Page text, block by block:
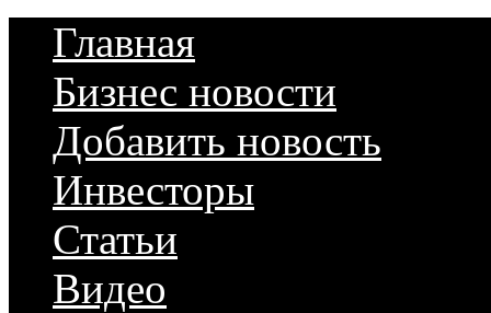
Главная
Бизнес новости
Добавить новость
Инвесторы
Статьи
Видео